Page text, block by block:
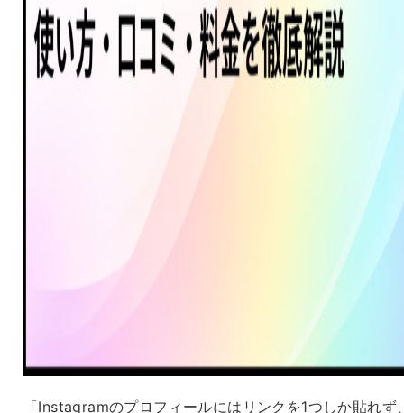
「Instagramのプロフィールにはリンクを1つしか貼れず